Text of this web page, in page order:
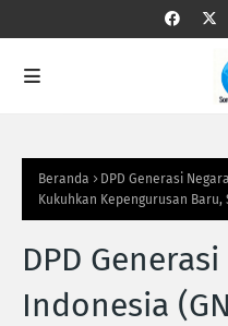
Beranda
DPD Generasi
Kukuhkan Kepengurusan
DPD
Indonesia